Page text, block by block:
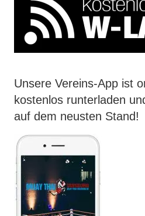
Unsere Vereins-App ist
kostenlos runterladen
auf dem neusten Stand!